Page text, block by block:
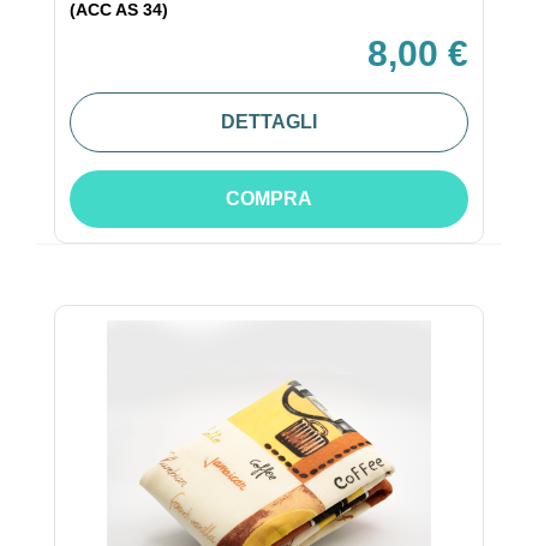
(ACC AS 34)
8,00 €
DETTAGLI
COMPRA